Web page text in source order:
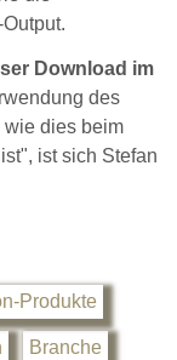
Download im
des
wie dies beim
ist sich Stefan
Produkte
Branche